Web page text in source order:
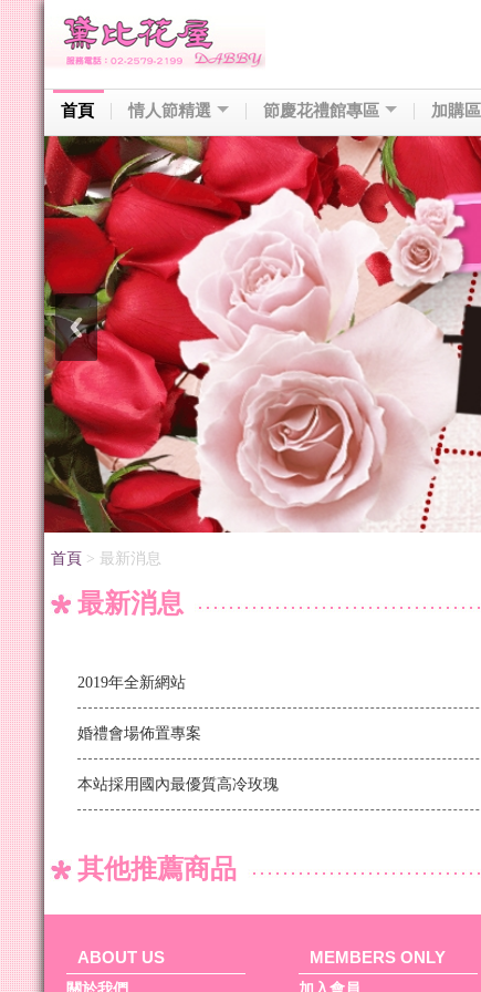
首頁 情人節精選 節慶花禮館專區 加購區
首頁 > 最新消息
最新消息
2019年全新網站
婚禮會場佈置專案
本站採用國內最優質高冷玫瑰
其他推薦商品
ABOUT US MEMBERS ONLY